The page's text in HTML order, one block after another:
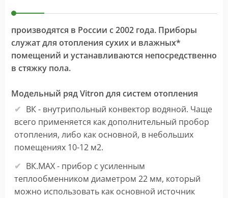
производятся в России с 2002 года. Приборы
служат для отопления сухих и влажных*
помещений и устанавливаются непосредственно
в стяжку пола.
Модельный ряд Vitron для систем отопления
ВК - внутрипольный конвектор водяной. Чаще
всего применяется как дополнительный пробор
отопления, либо как основной, в небольших
помещениях 10-12 м2.
ВК.МАХ - прибор с усиленным
теплообменником диаметром 22 мм, который
можно использовать как основной источник